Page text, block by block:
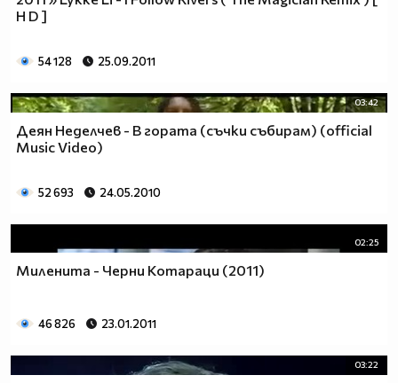
H D ]
54 128 25.09.2011
03:42
Деян Неделчев - В гората (съчки събирам) (official
Music Video)
52 693 24.05.2010
02:25
Миленита - Черни Котараци (2011)
46 826 23.01.2011
03:22